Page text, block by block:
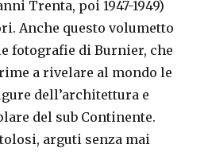
Trenta, poi 1947-1949)
Anche questo volumetto
fotografie di Burnier, che
a rivelare al mondo le
dell’architettura e
del sub Continente.
arguti senza mai